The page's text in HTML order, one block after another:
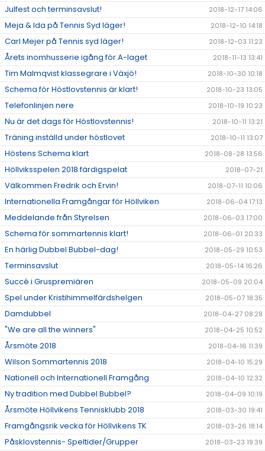
Julfest och terminsavslut! 2018-12-17 14:06
Meja & Ida på Tennis Syd läger! 2018-12-10 14:18
Carl Mejer på Tennis syd läger! 2018-12-03 11:23
Årets inomhusserie igång för A-laget 2018-11-13 13:41
Tim Malmqvist klassegrare i Växjö! 2018-10-30 10:18
Schema för Höstlovstennis är klart! 2018-10-23 13:05
Telefonlinjen nere 2018-10-19 10:23
Nu är det dags för Höstlovstennis! 2018-10-11 13:21
Träning inställd under höstlovet 2018-10-11 13:07
Höstens Schema klart 2018-08-28 13:56
Höllviksspelen 2018 färdigspelat 2018-07-21
Välkommen Fredrik och Ervin! 2018-07-11 10:06
Internationella Framgångar för Höllviken 2018-06-04 17:13
Meddelande från Styrelsen 2018-06-03 17:00
Schema för sommartennis klart! 2018-06-01 20:33
En härlig Dubbel Bubbel-dag! 2018-05-29 10:53
Terminsavslut 2018-05-14 16:26
Succé i Gruspremiären 2018-05-09 20:04
Spel under Kristihimmelfärdshelgen 2018-05-07 18:35
Damdubbel 2018-04-27 08:28
"We are all the winners" 2018-04-25 10:52
Årsmöte 2018 2018-04-16 11:39
Wilson Sommartennis 2018 2018-04-10 15:29
Nationell och Internationell Framgång 2018-04-10 12:32
Ny tradition med Dubbel Bubbel? 2018-04-09 10:19
Årsmöte Höllvikens Tennisklubb 2018 2018-03-30 19:41
Framgångsrik vecka för Höllvikens TK 2018-03-26 18:14
Påsklovstennis- Speltider/Grupper 2018-03-23 19:39